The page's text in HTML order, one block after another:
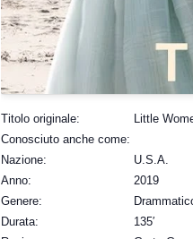
Titolo originale:
Little
Conosciuto anche come:
Nazione:
U.S.A.
Anno:
2019
Genere:
Durata:
135′